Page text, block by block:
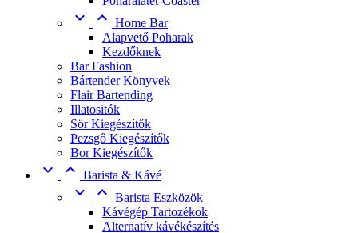
  Home Bar
Alapvető Poharak
Kezdőknek
Bar Fashion
Bártender Könyvek
Flair Bartending
Illatositók
Sör Kiegészítők
Pezsgő Kiegészítők
Bor Kiegészítők
  Barista & Kávé
  Barista Eszközök
Kávégép Tartozékok
Alternatív kávékészítés